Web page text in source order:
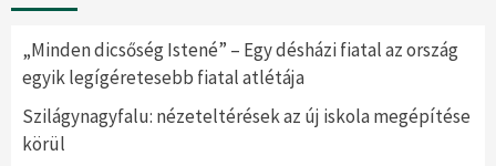
„Minden dicsőség Istené” – Egy désházi fiatal az ország
egyik legígéretesebb fiatal atlétája
Szilágynagyfalu: nézeteltérések az új iskola megépítése
körül